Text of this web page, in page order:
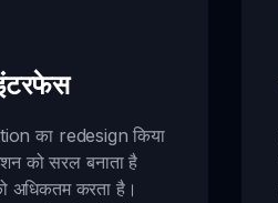
इंटरफेस
का redesign किया
को सरल बनाता है
अधिकतम करता है।